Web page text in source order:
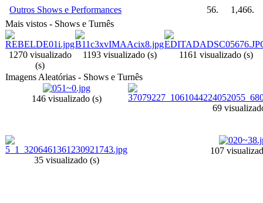
Outros Shows e Performances
56.
1,466.
Mais vistos - Shows e Turnês
1270 visualizado
(s)
1193 visualizado (s) 1161 visualizado (s)
Imagens Aleatórias - Shows e Turnês
146 visualizado (s)
69
35 visualizado (s)
107